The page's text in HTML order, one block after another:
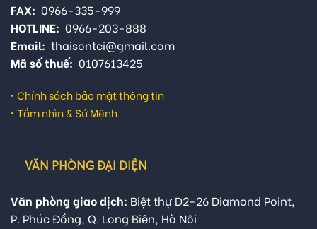
FAX: 0966-335-999
HOTLINE: 0966-203-888
Email: thaisontci@gmail.com
Mã số thuế: 0107613425
• Chính sách bảo mật thông tin
• Tầm nhìn & Sứ Mệnh
VĂN PHÒNG ĐẠI DIỆN
Văn phòng giao dịch: Biệt thự D2-26 Diamond Point,
P. Phúc Đồng, Q. Long Biên, Hà Nội